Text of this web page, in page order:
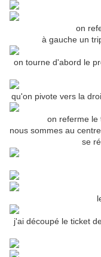
on
à gauche un
on tourne d'abord le
qu'on pivote vers la
on referme le
nous sommes au
se
j'ai découpé le ticket